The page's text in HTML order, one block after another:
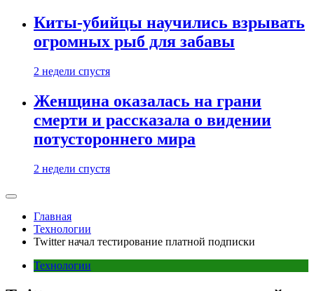
Киты-убийцы научились взрывать
огромных рыб для забавы
2 недели спустя
Женщина оказалась на грани
смерти и рассказала о видении
потустороннего мира
2 недели спустя
Главная
Технологии
Twitter начал тестирование платной подписки
Технологии